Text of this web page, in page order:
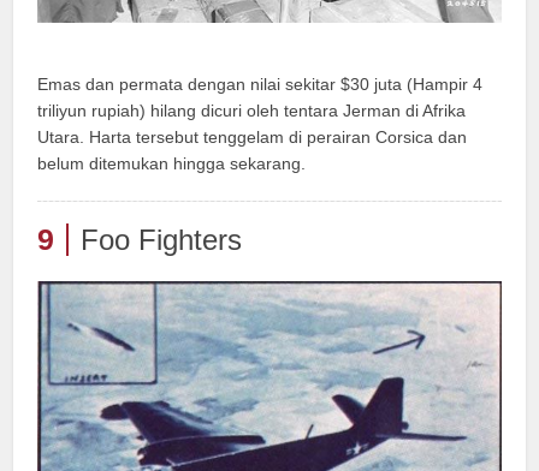
Emas dan permata dengan nilai sekitar $30 juta (Hampir 4
triliyun rupiah) hilang dicuri oleh tentara Jerman di Afrika
Utara. Harta tersebut tenggelam di perairan Corsica dan
belum ditemukan hingga sekarang.
9 Foo Fighters